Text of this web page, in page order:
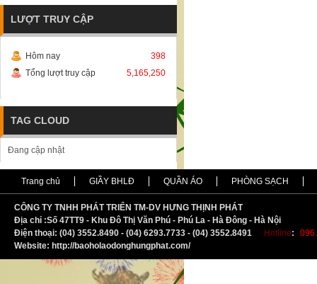
LƯỢT TRUY CẬP
Hôm nay
398
Tổng lượt truy cập
5,165,250
TAG CLOUD
Đang cập nhật
Trang chủ GIẦY BHLĐ QUẦN ÁO PHÒNG SẠCH
CÔNG TY TNHH PHÁT TRIỂN TM-DV HƯNG THỊNH PHÁT
Địa chỉ :Số 47TT9 - Khu Đô Thị Văn Phú - Phú La - Hà Đông - Hà Nội
Điện thoại: (04) 3552.8490 - (04) 6293.7733 - (04) 3552.8491
Hotline:
Website: http://baoholaodonghungphat.com/